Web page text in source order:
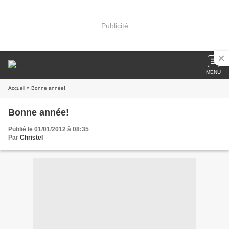
Publicité
MENU
Accueil » Bonne année!
Bonne année!
Publié le 01/01/2012 à 08:35
Par Christel